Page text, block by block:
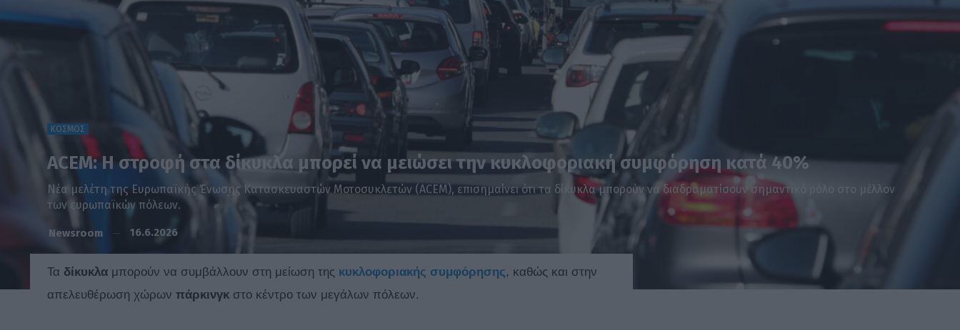
ΚΟΣΜΟΣ
ACEM: Η στροφή στα δίκυκλα μπορεί να μειώσει την κυκλοφοριακή συμφόρηση κατά 40%
Νέα μελέτη της Ευρωπαϊκής Ένωσης Κατασκευαστών Μοτοσυκλετών (ACEM), επισημαίνει ότι τα δίκυκλα μπορούν να διαδραματίσουν σημαντικό ρόλο στο μέλλον
των ευρωπαϊκών πόλεων.
Newsroom 16.6.2026
Τα δίκυκλα μπορούν να συμβάλλουν στη μείωση της κυκλοφοριακής συμφόρησης, καθώς και στην
απελευθέρωση χώρων πάρκινγκ στο κέντρο των μεγάλων πόλεων.